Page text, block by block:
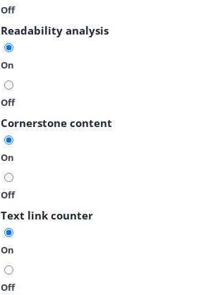
Off
Readability analysis
On
Off
Cornerstone content
On
Off
Text link counter
On
Off